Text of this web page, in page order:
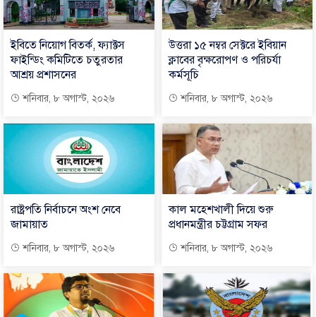
ইবিতে নিয়োগ বিতর্ক, ফ্যাক্টস
ফাইন্ডিং কমিটিতে চতুরতার
আশ্রয় প্রশাসনের
শনিবার, ৮ অগাস্ট, ২০২৬
উত্তরা ১৫ নম্বর সেক্টরে ইবিয়ান
ক্লাবের বৃক্ষরোপণ ও পরিচর্যা
কর্মসূচি
শনিবার, ৮ অগাস্ট, ২০২৬
রাষ্ট্রপতি নির্বাচনে অংশ নেবে
জামায়াত
শনিবার, ৮ অগাস্ট, ২০২৬
কাল মহেশখালী দিয়ে শুরু
প্রধানমন্ত্রীর চট্টগ্রাম সফর
শনিবার, ৮ অগাস্ট, ২০২৬